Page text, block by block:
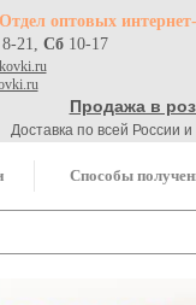
Отдел оптовых
21, Сб10-17
Продажа в
Доставка по всей России
Способы